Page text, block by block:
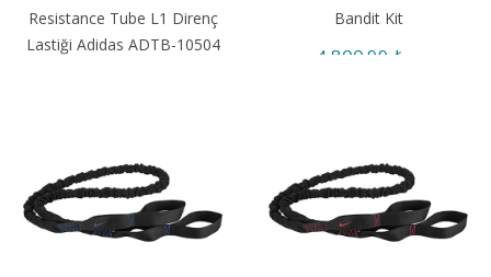
Resistance Tube L1 Direnç
Lastiği Adidas ADTB-10504
Bandit Kit
4.800,99 ₺